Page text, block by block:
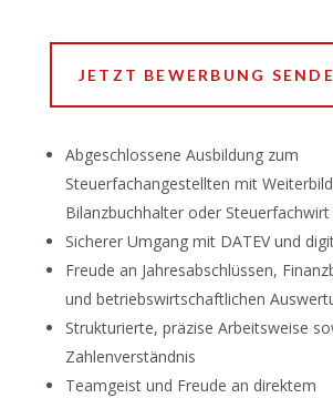
JETZT BEWERBUNG
Abgeschlossene Ausbildung zum
Steuerfachangestellten mit
Bilanzbuchhalter oder Steuerfachwirt
Sicherer Umgang mit DATEV und
Freude an Jahresabschlüssen,
und betriebswirtschaftlichen
Strukturierte, präzise Arbeitsweise
Zahlenverständnis
Teamgeist und Freude an direktem